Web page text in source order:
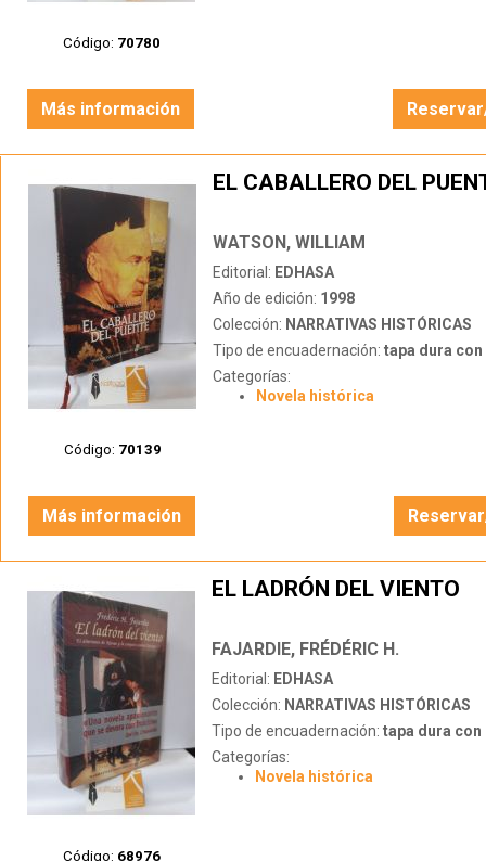
Código: 70780
Más información
Código: 70139
EL CABALLERO DEL
WATSON, WILLIAM
Editorial: EDHASA
Año de edición: 1998
Colección: NARRATIVAS HISTÓRICAS
Tipo de encuadernación: tapa dura con
Categorías:
Novela histórica
Más información
Código: 68976
EL LADRÓN DEL VIENTO
FAJARDIE, FRÉDÉRIC H.
Editorial: EDHASA
Colección: NARRATIVAS HISTÓRICAS
Tipo de encuadernación: tapa dura con
Categorías:
Novela histórica